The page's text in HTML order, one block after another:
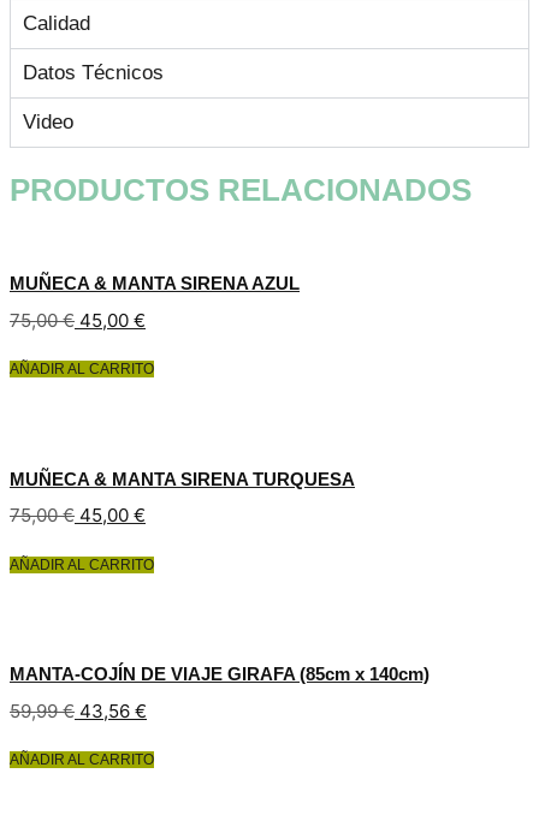
Calidad
Datos Técnicos
Video
PRODUCTOS RELACIONADOS
MUÑECA & MANTA SIRENA AZUL
75,00€ 45,00 €
AÑADIR AL CARRITO
MUÑECA & MANTA SIRENA TURQUESA
75,00€ 45,00 €
AÑADIR AL CARRITO
MANTA-COJÍN DE VIAJE GIRAFA (85cm x 140cm)
59,99€ El
original
43,56 €
actual
AÑADIR AL CARRITO